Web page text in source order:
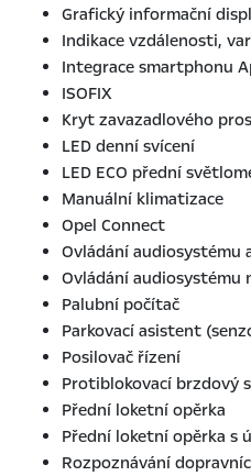
Grafický informační
Indikace vzdálenosti,
Integrace smartphonu
ISOFIX
Kryt zavazadlového
LED denní svícení
LED ECO přední
Manuální klimatizace
Opel Connect
Ovládání
Ovládání audiosystému
Palubní počítač
Parkovací asistent
Posilovač řízení
Protiblokovací brzdový
Přední loketní opěrka
Přední loketní opěrka s
Rozpoznávání